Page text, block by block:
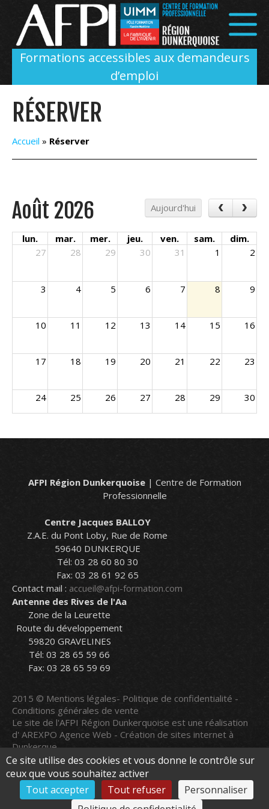
Formations accessibles aux demandeurs
d’emploi
RÉSERVER
Accueil » Réserver
Août 2026 Aujourd'hui
lun. mar. mer. jeu. ven. sam.
dim.
27
28 29 30 31 1 2
3 4 5 6 7 8 9
10 11 12 13 14 15 16
17 18 19 20 21 22 23
24 25 26 27 28 29 30
AFPI Région Dunkerquoise| Centre de Formation
Professionnelle
Centre Jacques BALLOY
Z.A.E. du Pont Loby, Rue de Rome
59640 DUNKERQUE
Tél: 03 28 60 80 30
Fax: 03 28 61 92 65
Contact mail : accueil@afpi-formation.com
Antenne des Rives de l'Aa
Zone de la Leurette
Route du développement
59820 GRAVELINES
Tél: 03 28 65 59 66
Fax: 03 28 65 59 69
2015 © Mentions légales- Politique de confidentialité -
Conditions générales de vente
Le site de l'AFPI Région Dunkerquoise est une réalisation
d' AREXPO Agence Web - Création de sites internet à
Dunkerque
Le site a été mis à jour le08/08/2026
Panneau de gestion des cookies
Ce site utilise des cookies et vous donne le contrôle sur
ceux que vous souhaitez activer
Tout accepter
Tout refuser
Personnaliser